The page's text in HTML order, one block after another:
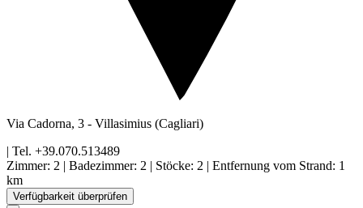
Via Cadorna, 3 - Villasimius (Cagliari)
| Tel. +39.070.513489
Zimmer: 2 | Badezimmer: 2 | Stöcke: 2 | Entfernung vom Strand: 1
km
Verfügbarkeit überprüfen